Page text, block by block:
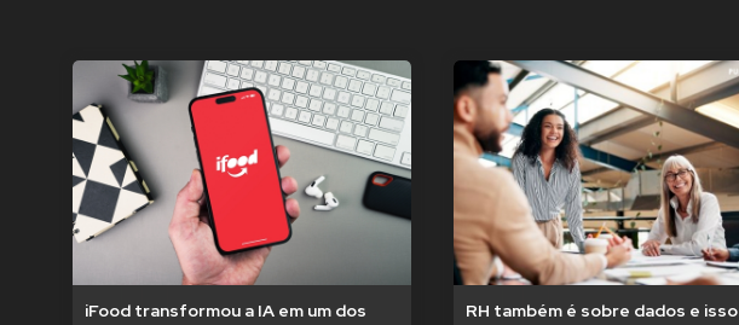
iFood transformou a IA em um dos
RH também é sobre dados e isso